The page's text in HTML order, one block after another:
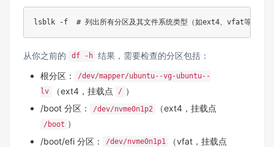
lsblk -f # 列出所有分区及其文件系统类型（如ext4、vfat等）
从你之前的 df -h 结果，需要检查的分区包括：
根分区：
/dev/mapper/ubuntu--vg-ubuntu--
lv
（ext4，挂载点 / ）
/boot 分区：
/dev/nvme0n1p2 （ext4，挂载点
/boot ）
/boot/efi 分区：
/dev/nvme0n1p1 （vfat，挂载点